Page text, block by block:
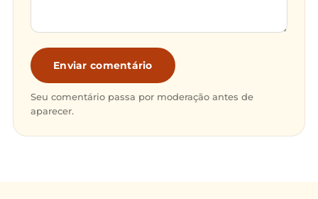
Enviar comentário
Seu comentário passa por moderação antes de
aparecer.